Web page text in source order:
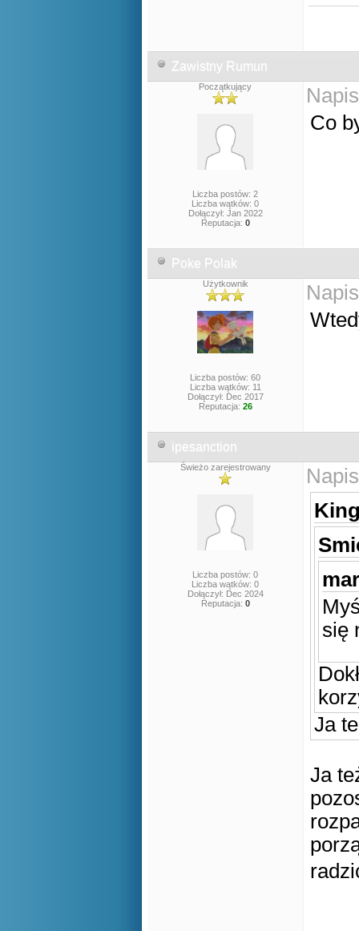
Zawistny Rumun
Początkujący
Liczba postów: 2
Liczba wątków: 0
Dołączył: Jan 2022
Reputacja: 0
Co
Poke Polak
Użytkownik
Liczba postów: 60
Liczba wątków: 11
Dołączył: Dec 2017
Reputacja: 26
ipesanction
Świeżo zarejestrowany
Liczba postów: 0
Liczba wątków: 0
Dołączył: Dec 2024
Reputacja: 0
się
Ja
Ja